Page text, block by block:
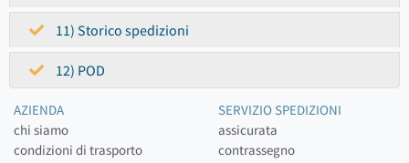
11) Storico spedizioni
12) POD
AZIENDA
chi siamo
condizioni di trasporto
SERVIZIO SPEDIZIONI
assicurata
contrassegno